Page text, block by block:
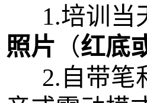
1.培训当
照片 （红底
2.自带笔